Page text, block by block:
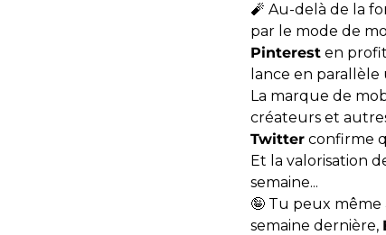
🧨 Au-delà de la
par le mode de
Pinterest en
lance en parallèle
La marque de
créateurs et
Twitter confirme
Et la valorisation
semaine...
🤪 Tu peux même
semaine dernière,